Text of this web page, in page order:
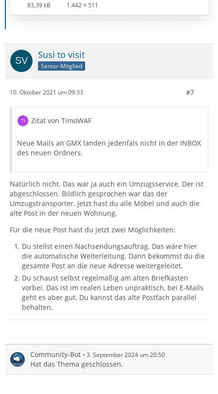
83,39 kB 1.442 × 511
Susi to visit
Senior-Mitglied
10. Oktober 2021 um 09:33 #7
Zitat von TimoWAF
Neue Mails an GMX landen jedenfals nicht in der INBOX
des neuen Ordners.
Natürlich nicht. Das war ja auch ein Umzugsservice. Der ist
abgeschlossen. Bildlich gesprochen war das der
Umzugstransporter. Jetzt hast du alle Möbel und auch die
alte Post in der neuen Wohnung.
Für die neue Post hast du jetzt zwei Möglichkeiten:
Du stellst einen Nachsendungsauftrag. Das wäre hier
die automatische Weiterleitung. Dann bekommst du die
gesamte Post an die neue Adresse weitergeleitet.
Du schaust selbst regelmäßig am alten Briefkasten
vorbei. Das ist im realen Leben unpraktisch, bei E-Mails
geht es aber gut. Du kannst das alte Postfach parallel
behalten.
Community-Bot 3. September 2024 um 20:50
Hat das Thema geschlossen.